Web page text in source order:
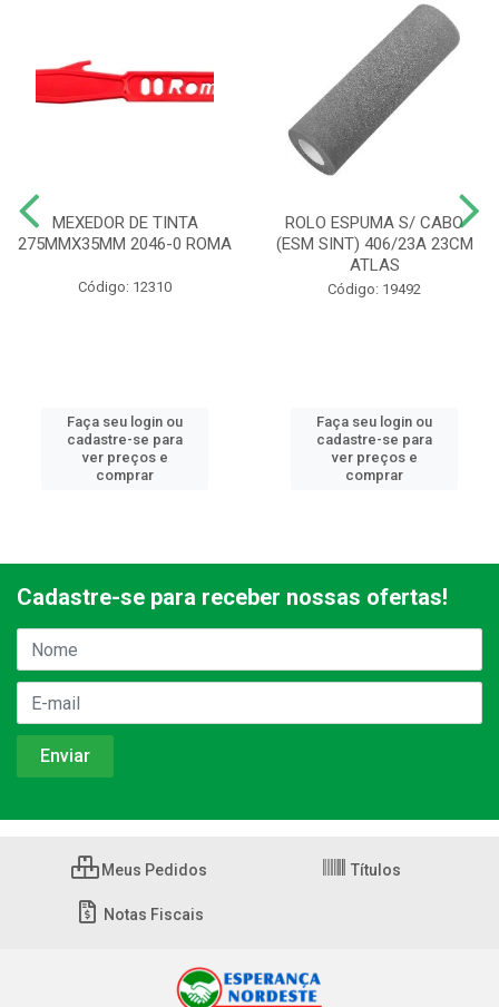
MEXEDOR DE TINTA
275MMX35MM 2046-0 ROMA
Código: 12310
Faça seu login ou
cadastre-se para
ver preços e
comprar
ROLO ESPUMA S/ CABO
(ESM SINT) 406/23A 23CM
ATLAS
Código: 19492
Faça seu login ou
cadastre-se para
ver preços e
comprar
Cadastre-se para receber nossas ofertas!
Meus Pedidos Títulos
Notas Fiscais